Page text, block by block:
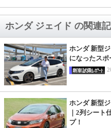
ホンダ ジェイド の関連
ホンダ 新型
になったス
ホンダ 新型
｜2列シート
プ！